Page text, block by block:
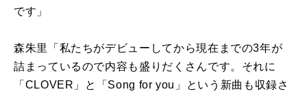
です」
森朱里「私たちがデビューしてから現在までの3年が
詰まっているので内容も盛りだくさんです。それに
「 CLOVER 」と「 Song for you 」という新曲も収録さ